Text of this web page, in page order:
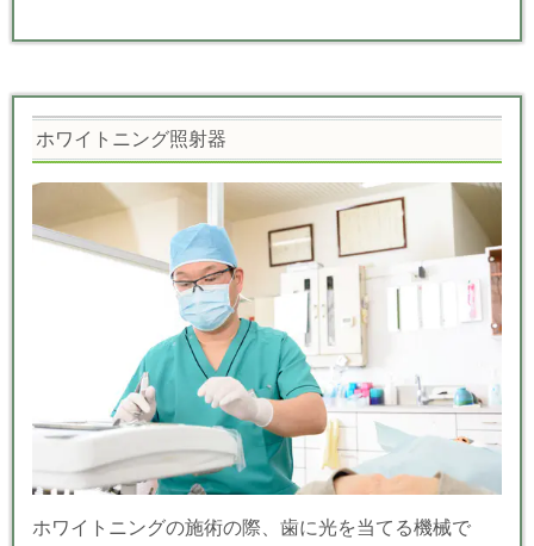
ホワイトニング照射器
ホワイトニングの施術の際、歯に光を当てる機械で